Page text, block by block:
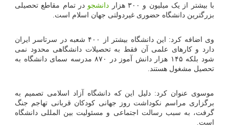
با بیشتر از یک میلیون و ۳۰۰ هزار
دانشجو در تمام مقاطع تحصیلی
بزرگترین دانشگاه حضوری غیردولتی جهان اسلام است.
وی اضافه کرد: این دانشگاه بیشتر از ۴۰۰ شعبه در سرتاسر ایران
دارد و کارهای علمی آن فقط به تحصیلات دانشگاهی محدود نمی
شود بلکه ۱۴۵ هزار دانش آموز در ۸۷۰ مدرسه سمای دانشگاه به
تحصیل مشغول هستند.
موسوی عنوان کرد: دلیل این که دانشگاه آزاد اسلامی تصمیم به
برگزاری مراسم نکوداشت روز جهانی کودکان قربانی تهاجم جنگ
گرفت، به سبب رسالت اجتماعی و مسئولیت بین المللی دانشگاه
است.